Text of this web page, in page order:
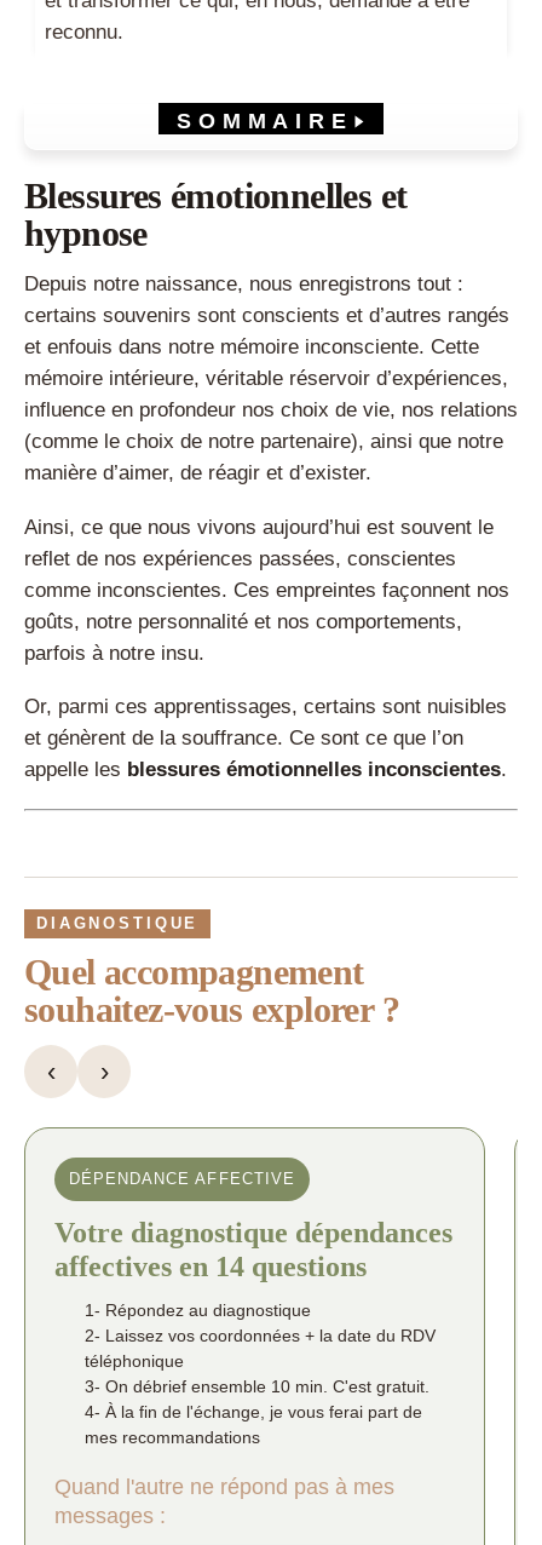
reconnu.
SOMMAIRE
Blessures émotionnelles et hypnose
Les blessures émotionnelles : nos masques intérieurs
Face aux blessures : 3 comportements défensifs
Les blessures secondaires
Excès d’émotions et blessures émotionnelles
Pourquoi les soigner ?
Comment les soigner en Hypnose Humaniste ?
Identifiez vos liens transgénérationnels
Blessures émotionnelles et
hypnose
Depuis notre naissance, nous enregistrons tout :
certains souvenirs sont conscients et d’autres rangés
et enfouis dans notre mémoire inconsciente. Cette
mémoire intérieure, véritable réservoir d’expériences,
influence en profondeur nos choix de vie, nos relations
(comme le choix de notre partenaire), ainsi que notre
manière d’aimer, de réagir et d’exister.
Ainsi, ce que nous vivons aujourd’hui est souvent le
reflet de nos expériences passées, conscientes
comme inconscientes. Ces empreintes façonnent nos
goûts, notre personnalité et nos comportements,
parfois à notre insu.
Or, parmi ces apprentissages, certains sont nuisibles
et génèrent de la souffrance. Ce sont ce que l’on
appelle les blessures émotionnelles inconscientes.
DIAGNOSTIQUE
Quel accompagnement
souhaitez-vous explorer ?
‹ ›
DÉPENDANCE AFFECTIVE
Votre diagnostique dépendances
affectives en 14 questions
1- Répondez au diagnostique
2- Laissez vos coordonnées + la date du RDV
téléphonique
3- On débrief ensemble 10 min. C'est gratuit.
4- À la fin de l'échange, je vous ferai part de
mes recommandations
Quand l'autre ne répond pas à mes
messages :